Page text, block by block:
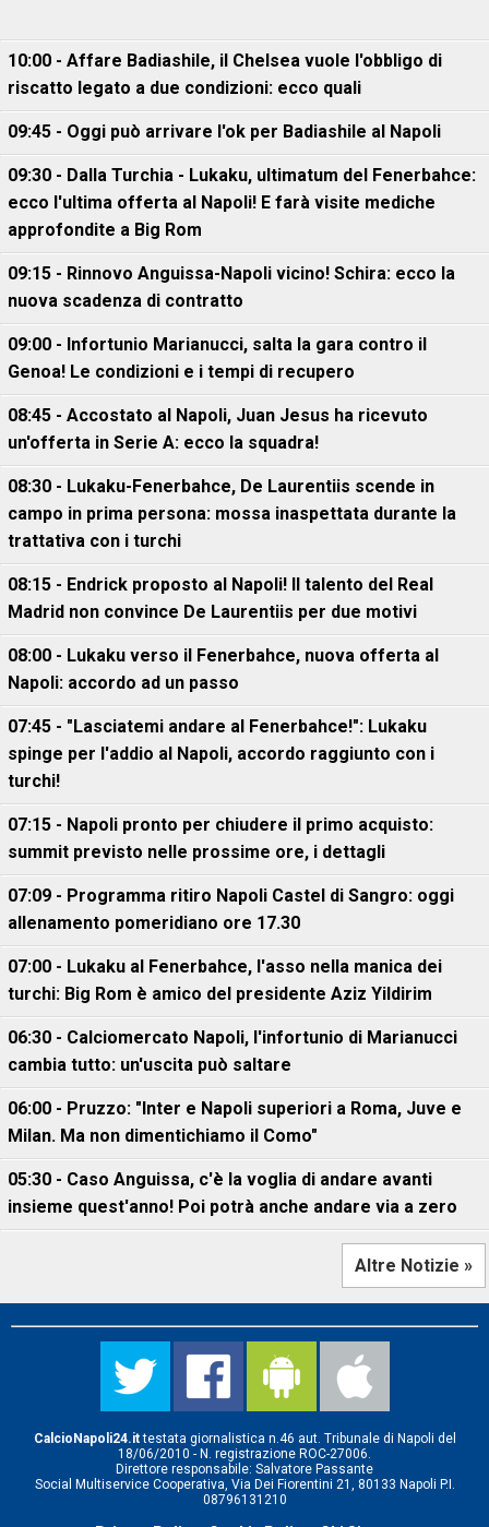
10:00 - Affare Badiashile, il Chelsea vuole l'obbligo di
riscatto legato a due condizioni: ecco quali
09:45 - Oggi può arrivare l'ok per Badiashile al Napoli
09:30 - Dalla Turchia - Lukaku, ultimatum del Fenerbahce:
ecco l'ultima offerta al Napoli! E farà visite mediche
approfondite a Big Rom
09:15 - Rinnovo Anguissa-Napoli vicino! Schira: ecco la
nuova scadenza di contratto
09:00 - Infortunio Marianucci, salta la gara contro il
Genoa! Le condizioni e i tempi di recupero
08:45 - Accostato al Napoli, Juan Jesus ha ricevuto
un'offerta in Serie A: ecco la squadra!
08:30 - Lukaku-Fenerbahce, De Laurentiis scende in
campo in prima persona: mossa inaspettata durante la
trattativa con i turchi
08:15 - Endrick proposto al Napoli! Il talento del Real
Madrid non convince De Laurentiis per due motivi
08:00 - Lukaku verso il Fenerbahce, nuova offerta al
Napoli: accordo ad un passo
07:45 - "Lasciatemi andare al Fenerbahce!": Lukaku
spinge per l'addio al Napoli, accordo raggiunto con i
turchi!
07:15 - Napoli pronto per chiudere il primo acquisto:
summit previsto nelle prossime ore, i dettagli
07:09 - Programma ritiro Napoli Castel di Sangro: oggi
allenamento pomeridiano ore 17.30
07:00 - Lukaku al Fenerbahce, l'asso nella manica dei
turchi: Big Rom è amico del presidente Aziz Yildirim
06:30 - Calciomercato Napoli, l'infortunio di Marianucci
cambia tutto: un'uscita può saltare
06:00 - Pruzzo: "Inter e Napoli superiori a Roma, Juve e
Milan. Ma non dimentichiamo il Como"
05:30 - Caso Anguissa, c'è la voglia di andare avanti
insieme quest'anno! Poi potrà anche andare via a zero
Altre Notizie »
CalcioNapoli24.ittestata giornalistica n.46 aut. Tribunale di Napoli del
18/06/2010 - N. registrazione ROC-27006.
Direttore responsabile: Salvatore Passante
Social Multiservice Cooperativa, Via Dei Fiorentini 21, 80133 Napoli P.I.
08796131210